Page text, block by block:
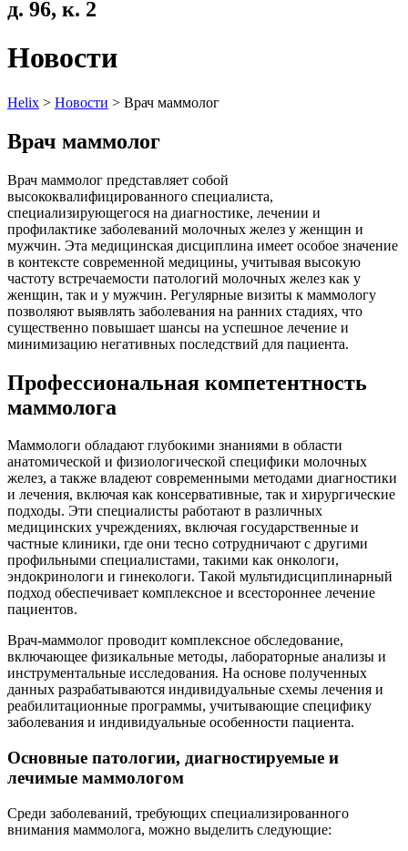
д. 96, к. 2
Новости
Helix > Новости > Врач маммолог
Врач маммолог
Врач маммолог представляет собой
высококвалифицированного специалиста,
специализирующегося на диагностике, лечении и
профилактике заболеваний молочных желез у женщин и
мужчин. Эта медицинская дисциплина имеет особое значение
в контексте современной медицины, учитывая высокую
частоту встречаемости патологий молочных желез как у
женщин, так и у мужчин. Регулярные визиты к маммологу
позволяют выявлять заболевания на ранних стадиях, что
существенно повышает шансы на успешное лечение и
минимизацию негативных последствий для пациента.
Профессиональная компетентность
маммолога
Маммологи обладают глубокими знаниями в области
анатомической и физиологической специфики молочных
желез, а также владеют современными методами диагностики
и лечения, включая как консервативные, так и хирургические
подходы. Эти специалисты работают в различных
медицинских учреждениях, включая государственные и
частные клиники, где они тесно сотрудничают с другими
профильными специалистами, такими как онкологи,
эндокринологи и гинекологи. Такой мультидисциплинарный
подход обеспечивает комплексное и всестороннее лечение
пациентов.
Врач-маммолог проводит комплексное обследование,
включающее физикальные методы, лабораторные анализы и
инструментальные исследования. На основе полученных
данных разрабатываются индивидуальные схемы лечения и
реабилитационные программы, учитывающие специфику
заболевания и индивидуальные особенности пациента.
Основные патологии, диагностируемые и
лечимые маммологом
Среди заболеваний, требующих специализированного
внимания маммолога, можно выделить следующие: